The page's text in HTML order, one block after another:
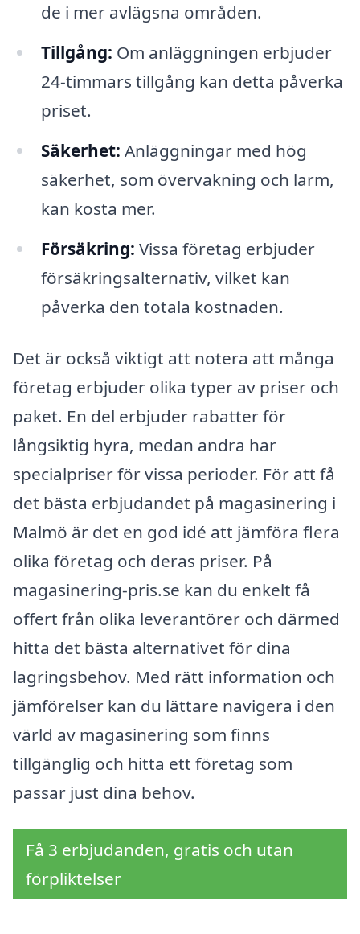
de i mer avlägsna områden.
Tillgång: Om anläggningen erbjuder
24-timmars tillgång kan detta påverka
priset.
Säkerhet: Anläggningar med hög
säkerhet, som övervakning och larm,
kan kosta mer.
Försäkring: Vissa företag erbjuder
försäkringsalternativ, vilket kan
påverka den totala kostnaden.
Det är också viktigt att notera att många
företag erbjuder olika typer av priser och
paket. En del erbjuder rabatter för
långsiktig hyra, medan andra har
specialpriser för vissa perioder. För att få
det bästa erbjudandet på magasinering i
Malmö är det en god idé att jämföra flera
olika företag och deras priser. På
magasinering-pris.se kan du enkelt få
offert från olika leverantörer och därmed
hitta det bästa alternativet för dina
lagringsbehov. Med rätt information och
jämförelser kan du lättare navigera i den
värld av magasinering som finns
tillgänglig och hitta ett företag som
passar just dina behov.
Få 3 erbjudanden, gratis och utan
förpliktelser